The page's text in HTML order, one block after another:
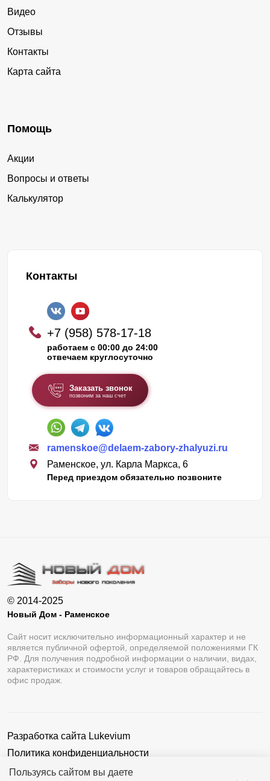
Пользуясь сайтом вы даете
Видео
Отзывы
Контакты
Карта сайта
Помощь
Акции
Вопросы и ответы
Калькулятор
Контакты
+7 (958) 578-17-18
работаем с 00:00 до 24:00
отвечаем круглосуточно
Заказать звонок
позвоним за наш счет
ramenskoe@delaem-zabory-zhalyuzi.ru
Раменское, ул. Карла Маркса, 6
Перед приездом обязательно позвоните
© 2014-2025
Новый Дом - Раменское
Сайт носит исключительно информационный характер и не
является публичной офертой, определяемой положениями ГК
РФ. Для получения подробной информации о наличии, видах,
характеристиках и стоимости услуг и товаров обращайтесь в
офис продаж.
Разработка сайта Lukevium
Политика конфиденциальности
Пользовательское соглашение